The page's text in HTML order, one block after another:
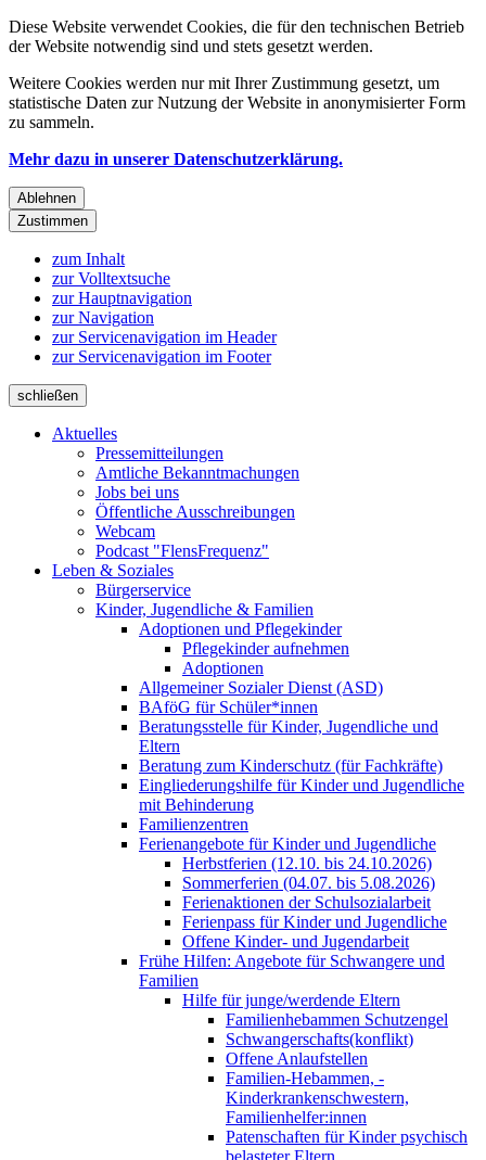
Diese Website verwendet Cookies, die für den technischen Betrieb
der Website notwendig sind und stets gesetzt werden.
Weitere Cookies werden nur mit Ihrer Zustimmung gesetzt, um
statistische Daten zur Nutzung der Website in anonymisierter Form
zu sammeln.
Mehr dazu in unserer Datenschutzerklärung.
Ablehnen
Zustimmen
zum Inhalt
zur Volltextsuche
zur Hauptnavigation
zur Navigation
zur Servicenavigation im Header
zur Servicenavigation im Footer
schließen
Aktuelles
Pressemitteilungen
Amtliche Bekanntmachungen
Jobs bei uns
Öffentliche Ausschreibungen
Webcam
Podcast "FlensFrequenz"
Leben & Soziales
Bürgerservice
Kinder, Jugendliche & Familien
Adoptionen und Pflegekinder
Pflegekinder aufnehmen
Adoptionen
Allgemeiner Sozialer Dienst (ASD)
BAföG für Schüler*innen
Beratungsstelle für Kinder, Jugendliche und
Eltern
Beratung zum Kinderschutz (für Fachkräfte)
Eingliederungshilfe für Kinder und Jugendliche
mit Behinderung
Familienzentren
Ferienangebote für Kinder und Jugendliche
Herbstferien (12.10. bis 24.10.2026)
Sommerferien (04.07. bis 5.08.2026)
Ferienaktionen der Schulsozialarbeit
Ferienpass für Kinder und Jugendliche
Offene Kinder- und Jugendarbeit
Frühe Hilfen: Angebote für Schwangere und
Familien
Hilfe für junge/werdende Eltern
Familienhebammen Schutzengel
Schwangerschafts(konflikt)
Offene Anlaufstellen
Familien-Hebammen, -
Kinderkrankenschwestern,
Familienhelfer:innen
Patenschaften für Kinder psychisch
belasteter Eltern